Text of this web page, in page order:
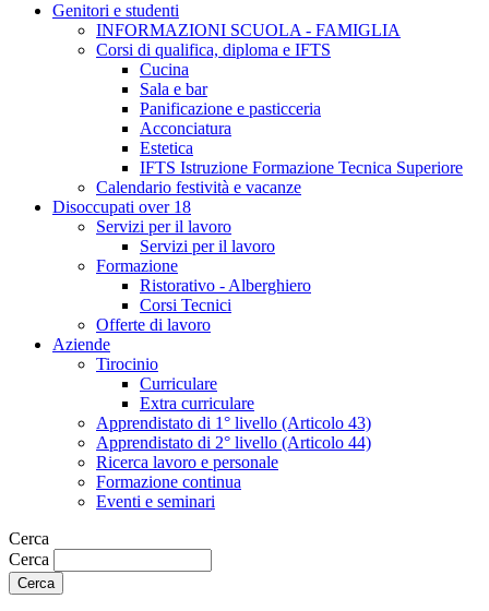
Genitori e studenti
INFORMAZIONI SCUOLA - FAMIGLIA
Corsi di qualifica, diploma e IFTS
Cucina
Sala e bar
Panificazione e pasticceria
Acconciatura
Estetica
IFTS Istruzione Formazione Tecnica Superiore
Calendario festività e vacanze
Disoccupati over 18
Servizi per il lavoro
Servizi per il lavoro
Formazione
Ristorativo - Alberghiero
Corsi Tecnici
Offerte di lavoro
Aziende
Tirocinio
Curriculare
Extra curriculare
Apprendistato di 1° livello (Articolo 43)
Apprendistato di 2° livello (Articolo 44)
Ricerca lavoro e personale
Formazione continua
Eventi e seminari
Cerca
Cerca